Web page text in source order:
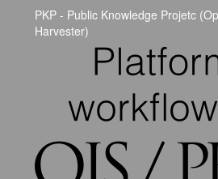
PKP - Public Knowledge Projetc
Harvester)